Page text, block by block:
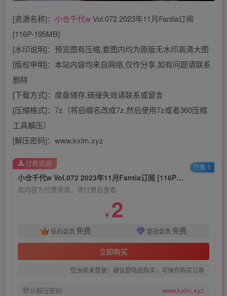
[资源名称]： 小仓千代wVol.072 2023年11月Fantia订阅
[116P-195MB]
[水印说明]：预览图有压缩,套图内均为原版无水印高清大图
[版权申明]：本站内容均来自网络,仅作分享,如有问题请联系
删除
[下载方式]：度盘储存,链接失效请联系或留言
[压缩格式]：7z（将后缀名改成7z,然后使用7z或者360压缩
工具解压）
[解压密码]：www.kxlm.xyz
小仓千代w Vol.072 2023年11月Fantia订阅 [116P-195MB]
此内容为付费资源，请付费后查看
￥ 2
钻石会员 免费 皇冠会员 免费
立即购买
您当前未登录！建议登陆后购买，可保存购买订单
默认解压密码 www.kxlm.xyz
付费资源 已售 1